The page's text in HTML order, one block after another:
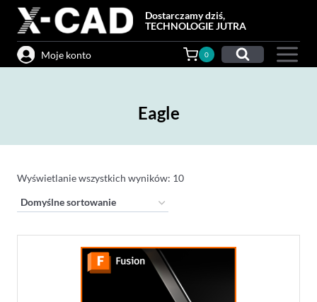
Przejdź
treści
Dostarczamy dziś,
TECHNOLOGIE JUTRA
Moje konto 0
Eagle
Wyświetlanie wszystkich wyników: 10